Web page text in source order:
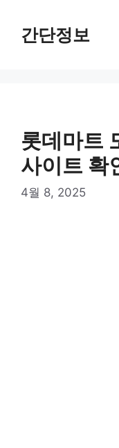
간단정보
롯데마트
사이트 확
4월 8, 2025